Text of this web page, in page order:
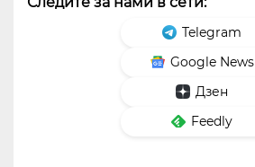
Telegram
Google News
Дзен
Feedly